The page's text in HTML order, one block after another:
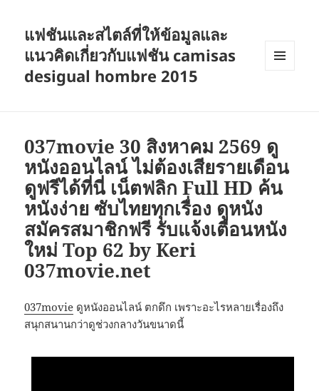
แฟชันและสไตล์ที่ให้ข้อมูลและ
แนวคิดเกี่ยวกับแฟชัน camisas
desigual hombre 2015
037movie 30 สิงหาคม 2569 ดู
หนังออนไลน์ ไม่ต้องเสียรายเดือน
ดูฟรีได้ที่นี่ เน็ตฟลิก Full HD ค้น
หนังง่าย ซับไทยทุกเรื่อง ดูหนัง
สมัครสมาชิกฟรี รับแจ้งเตือนหนัง
ใหม่ Top 62 by Keri
037movie.net
037movie ดูหนังออนไลน์ ตกดึก เพราะอะไรหลายเรื่องถึง
สนุกสนานกว่าดูช่วงกลางวันขนาดนี้